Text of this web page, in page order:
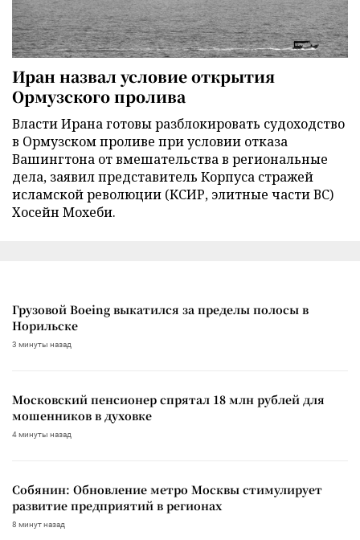
Иран назвал условие открытия
Ормузского пролива
Власти Ирана готовы разблокировать судоходство
в Ормузском проливе при условии отказа
Вашингтона от вмешательства в региональные
дела, заявил представитель Корпуса стражей
исламской революции (КСИР, элитные части ВС)
Хосейн Мохеби.
Грузовой Boeing выкатился за пределы полосы в
Норильске
3 минуты назад
Московский пенсионер спрятал 18 млн рублей для
мошенников в духовке
4 минуты назад
Собянин: Обновление метро Москвы стимулирует
развитие предприятий в регионах
8 минут назад